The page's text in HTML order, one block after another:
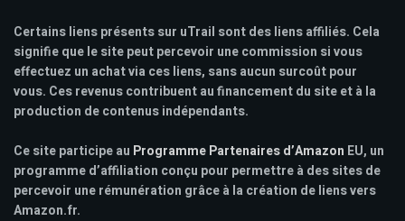
Certains liens présents sur uTrail sont des liens affiliés. Cela
signifie que le site peut percevoir une commission si vous
effectuez un achat via ces liens, sans aucun surcoût pour
vous. Ces revenus contribuent au financement du site et à la
production de contenus indépendants.
Ce site participe au Programme Partenaires d’Amazon EU, un
programme d’affiliation conçu pour permettre à des sites de
percevoir une rémunération grâce à la création de liens vers
Amazon.fr.